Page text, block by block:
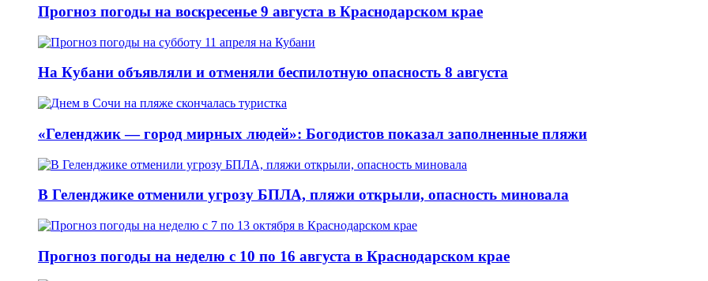
Прогноз погоды на воскресенье 9 августа в Краснодарском крае
На Кубани объявляли и отменяли беспилотную опасность 8 августа
«Геленджик — город мирных людей»: Богодистов показал заполненные пляжи
В Геленджике отменили угрозу БПЛА, пляжи открыли, опасность миновала
Прогноз погоды на неделю с 10 по 16 августа в Краснодарском крае